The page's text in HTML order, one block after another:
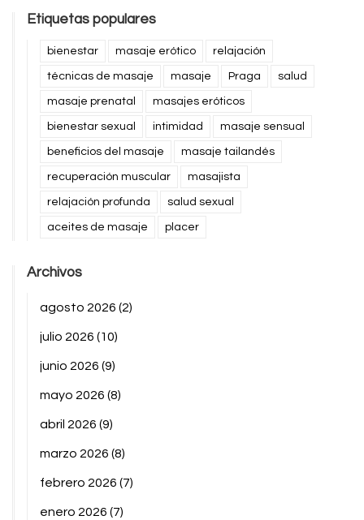
Etiquetas populares
bienestar masaje erótico relajación
técnicas de masaje masaje Praga salud
masaje prenatal masajes eróticos
bienestar sexual intimidad masaje sensual
beneficios del masaje masaje tailandés
recuperación muscular masajista
relajación profunda salud sexual
aceites de masaje placer
Archivos
agosto 2026 (2)
julio 2026 (10)
junio 2026 (9)
mayo 2026 (8)
abril 2026 (9)
marzo 2026 (8)
febrero 2026 (7)
enero 2026 (7)